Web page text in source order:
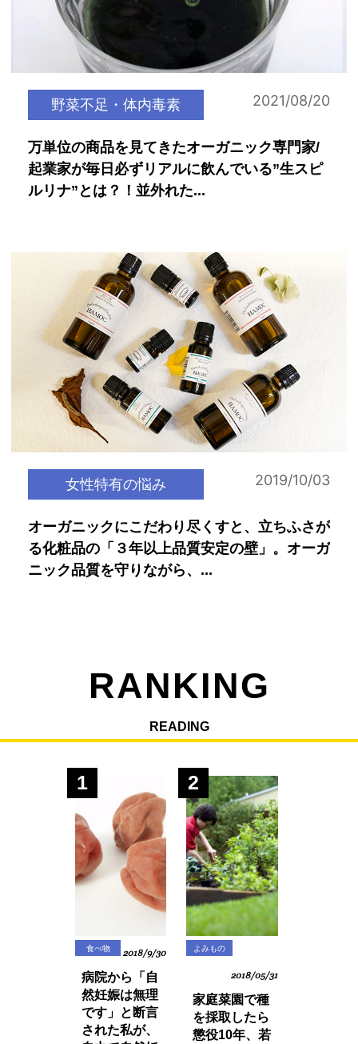
野菜不足・体内毒素 2021/08/20
万単位の商品を見てきたオーガニック専門家/
起業家が毎日必ずリアルに飲んでいる”生スピ
ルリナ”とは？！並外れた...
女性特有の悩み 2019/10/03
オーガニックにこだわり尽くすと、立ちふさが
る化粧品の「３年以上品質安定の壁」。オーガ
ニック品質を守りながら、...
RANKING
READING
1
食べ物 2018/9/30
病院から「自
然妊娠は無理
です」と断言
された私が、
2
よみもの
2018/05/31
家庭菜園で種
を採取したら
懲役10年、若